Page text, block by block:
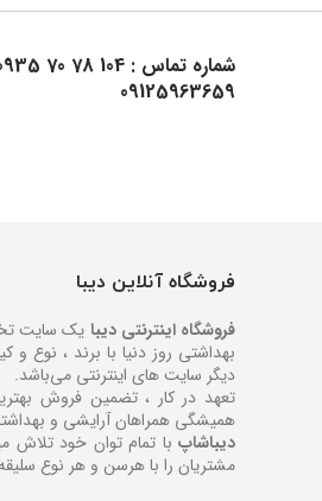
شماره تماس : 104 78 70 0935
09125963659
فروشگاه آنلاین دیبا
فروشگاه اینترنتی دیبا یک سایت
بهداشتی روز دنیا با برند ، نوع
دیگر سایت های اینترنتی می‌باشد.
تعهد در کار ، تضمین فروش
همیشگی همراهان آرایشی و
دیباشاپبا تمام توان خود تلاش
مشتریان را با هرسن و هر نوع